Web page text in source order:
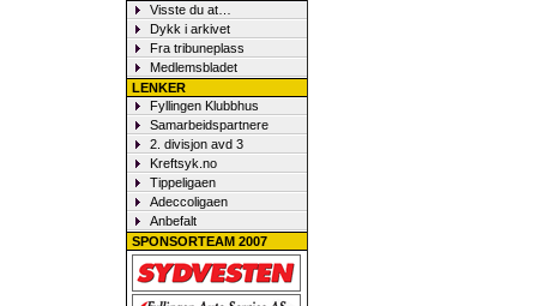
Visste du at…
Dykk i arkivet
Fra tribuneplass
Medlemsbladet
LENKER
Fyllingen Klubbhus
Samarbeidspartnere
2. divisjon avd 3
Kreftsyk.no
Tippeligaen
Adeccoligaen
Anbefalt
SPONSORTEAM 2007